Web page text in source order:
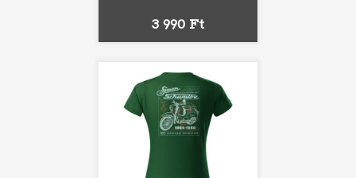
Ár
3 990 Ft